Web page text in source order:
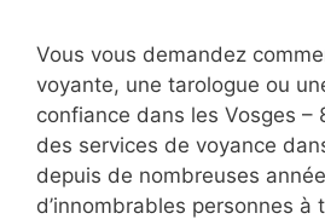
Vous vous demandez
voyante, une tarologue ou
confiance dans les Vosges –
des services de voyance
depuis de nombreuses
d’innombrables personnes